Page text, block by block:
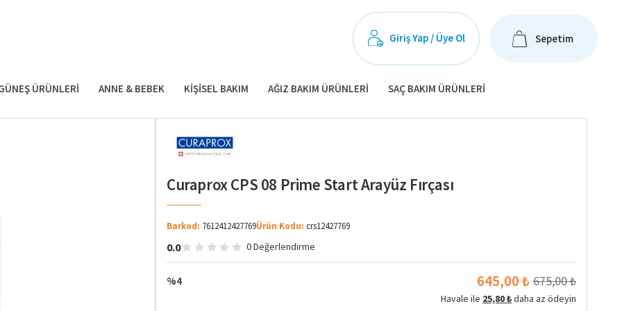
Giriş Yap / Üye Ol Sepetim
ÜRÜNLERI ANNE & BEBEK KIŞISEL BAKIM AĞIZ BAKIM ÜRÜNLERI SAÇ BAKIM ÜRÜNLERI
Curaprox CPS 08 Prime Start Arayüz Fırçası
Barkod: 7612412427769Ürün Kodu: crs12427769
0.0 0 Değerlendirme
%4 645,00 ₺ 675,00 ₺
Havale ile 25,80 ₺daha az ödeyin